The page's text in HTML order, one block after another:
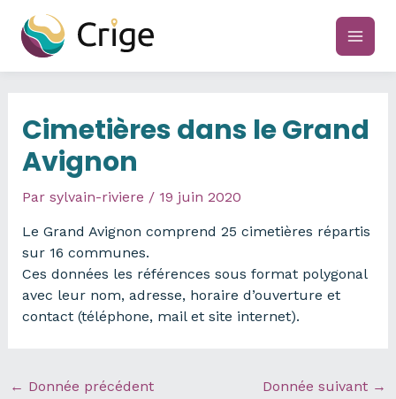
contenu
main
Cimetières dans le Grand
Avignon
Par sylvain-riviere / 19 juin 2020
Le Grand Avignon comprend 25 cimetières répartis
sur 16 communes.
Ces données les références sous format polygonal
avec leur nom, adresse, horaire d’ouverture et
contact (téléphone, mail et site internet).
← Donnée précédent Donnée suivant →